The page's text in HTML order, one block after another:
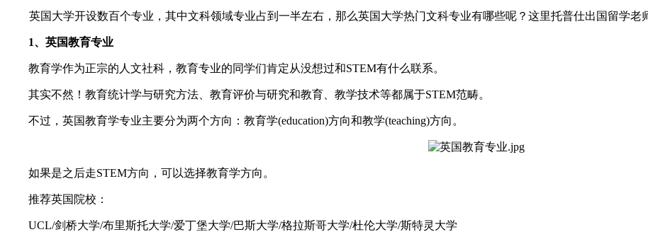
英国大学开设数百个专业，其中文科领域专业占到一半左右，那么英国大学热门文科专业有哪些呢？这里托普仕出国留学老
1、英国教育专业
教育学作为正宗的人文社科，教育专业的同学们肯定从没想过和STEM有什么联系。
其实不然！教育统计学与研究方法、教育评价与研究和教育、教学技术等都属于STEM范畴。
不过，英国教育学专业主要分为两个方向：教育学(education)方向和教学(teaching)方向。
如果是之后走STEM方向，可以选择教育学方向。
推荐英国院校：
UCL/剑桥大学/布里斯托大学/爱丁堡大学/巴斯大学/格拉斯哥大学/杜伦大学/斯特灵大学